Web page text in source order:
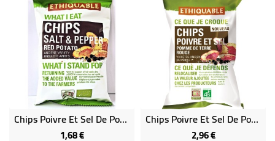
Chips Poivre Et Sel De Pomme De Terre Rouge 40 G - Bio & Équitable
1,68 €Prix
Chips Poivre Et Sel De Pomme De Terre Rouge - Bio & Équitable
2,96 €Prix